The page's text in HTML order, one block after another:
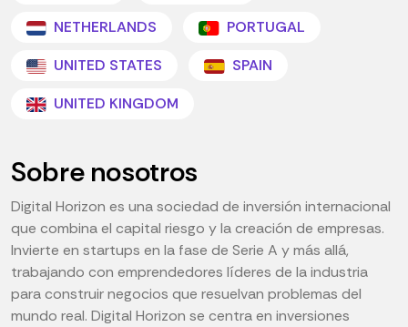
NETHERLANDS
PORTUGAL
UNITED STATES
SPAIN
UNITED KINGDOM
Sobre nosotros
Digital Horizon es una sociedad de inversión internacional
que combina el capital riesgo y la creación de empresas.
Invierte en startups en la fase de Serie A y más allá,
trabajando con emprendedores líderes de la industria
para construir negocios que resuelvan problemas del
mundo real. Digital Horizon se centra en inversiones